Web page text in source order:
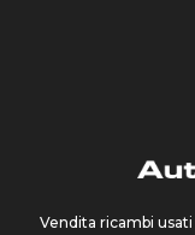
Vendita ricambi